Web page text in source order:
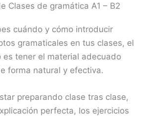
Clases de gramática A1 – B2
cuándo y cómo introducir
gramaticales en tus clases, el
es tener el material adecuado
forma natural y efectiva.
preparando clase tras clase,
perfecta, los ejercicios